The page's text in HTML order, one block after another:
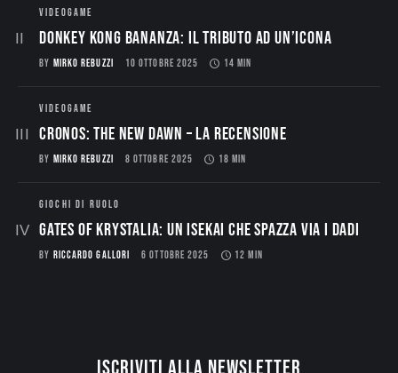
VIDEOGAME
Donkey Kong Bananza: Il Tributo ad un’Icona
BY MIRKO REBUZZI 10 OTTOBRE 2025 14 MIN
VIDEOGAME
CRONOS: THE NEW DAWN – La Recensione
BY MIRKO REBUZZI 8 OTTOBRE 2025 18 MIN
GIOCHI DI RUOLO
Gates of Krystalia: Un Isekai che spazza via i dadi
BY RICCARDO GALLORI 6 OTTOBRE 2025 12 MIN